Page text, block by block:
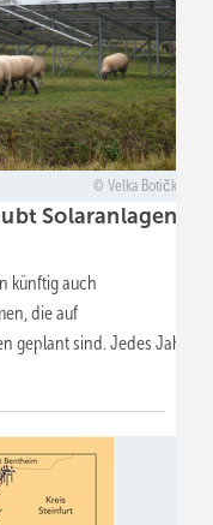
Velka Botička
Solaranlagen
künftig auch
die auf
geplant sind. Jedes Jahr